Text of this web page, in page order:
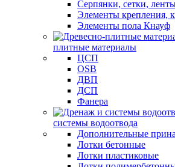
Серпянки, сетки,
Элементы крепления,
Элементы пола Кнауф
плитные материалы
ЦСП
OSB
ДВП
ДСП
Фанера
системы водоотвода
Дополнительные
Лотки бетонные
Лотки пластиковые